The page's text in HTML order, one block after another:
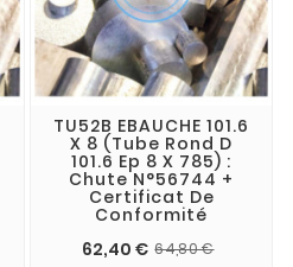
TU52B EBAUCHE 101.6
X 8 (Tube Rond D
101.6 Ep 8 X 785) :
Chute N°56744 +
Certificat De
Conformité
62,40 € 64,80 €